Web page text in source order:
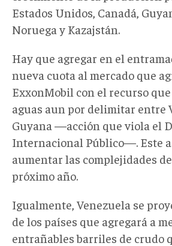
Estados Unidos, Canadá,
Noruega y Kazajstán.
Hay que agregar en el
nueva cuota al mercado que
ExxonMobil con el recurso
aguas aun por delimitar entre
Guyana —acción que viola el
Internacional Público—. Este
aumentar las complejidades
próximo año.
Igualmente, Venezuela se
de los países que agregará a
entrañables barriles de crudo